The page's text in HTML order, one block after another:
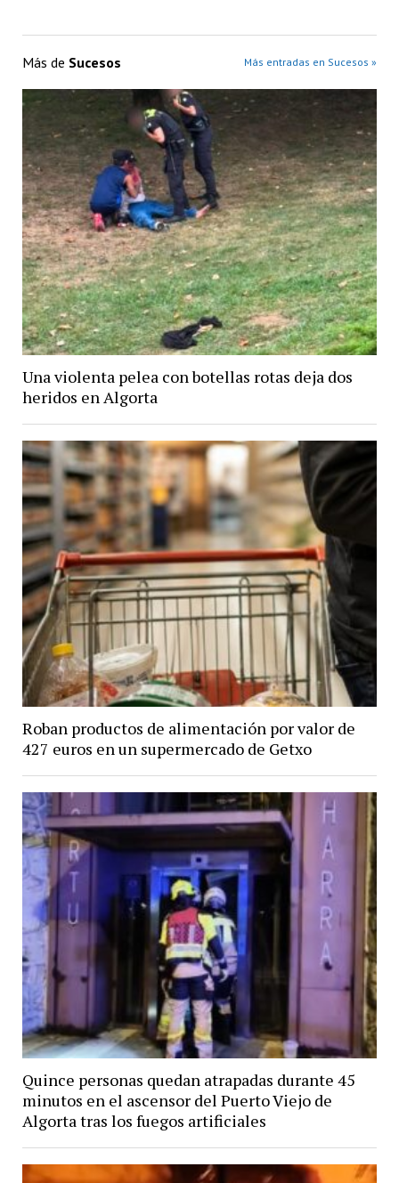
Más de Sucesos Más entradas en Sucesos »
Una violenta pelea con botellas rotas deja dos
heridos en Algorta
Roban productos de alimentación por valor de
427 euros en un supermercado de Getxo
Quince personas quedan atrapadas durante 45
minutos en el ascensor del Puerto Viejo de
Algorta tras los fuegos artificiales